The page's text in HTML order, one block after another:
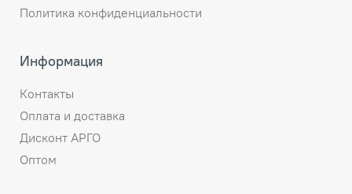
Политика конфиденциальности
Информация
Контакты
Оплата и доставка
Дисконт АРГО
Оптом